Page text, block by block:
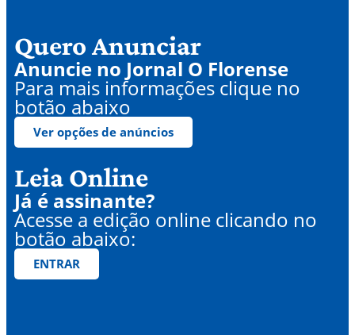
Quero Anunciar
Anuncie no Jornal O Florense
Para mais informações clique no
botão abaixo
Ver opções de anúncios
Leia Online
Já é assinante?
Acesse a edição online clicando no
botão abaixo:
ENTRAR